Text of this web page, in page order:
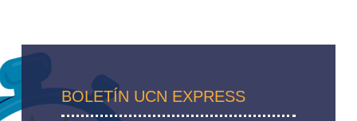
BOLETÍN UCN EXPRESS